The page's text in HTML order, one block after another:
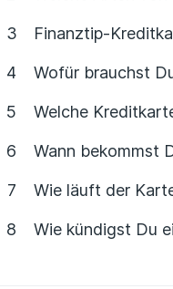
Finanztip-
Wofür brauchst
Welche
Wann bekommst
Wie läuft der
Wie kündigst Du